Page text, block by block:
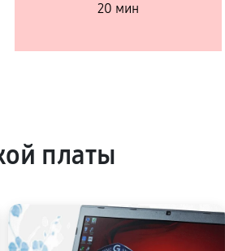
20 мин
платы